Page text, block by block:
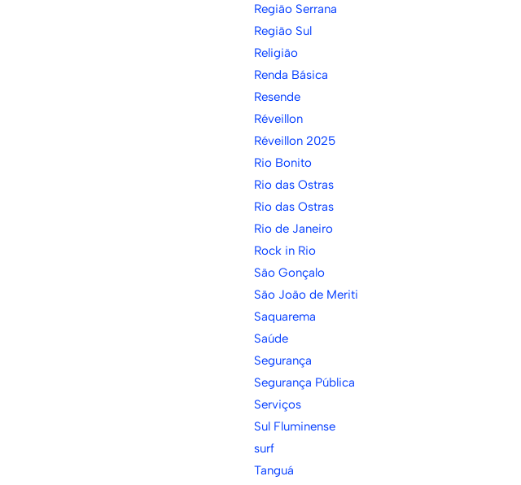
Região Serrana
Região Sul
Religião
Renda Básica
Resende
Réveillon
Réveillon 2025
Rio Bonito
Rio das Ostras
Rio das Ostras
Rio de Janeiro
Rock in Rio
São Gonçalo
São João de Meriti
Saquarema
Saúde
Segurança
Segurança Pública
Serviços
Sul Fluminense
surf
Tanguá